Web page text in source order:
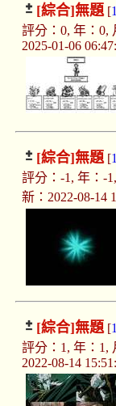
[綜合]無題[
評分：0, 年：0,
2025-01-06
[綜合]無題[
評分：-1, 年：-
新：2022-08-14
[綜合]無題[
評分：1, 年：1,
2022-08-14